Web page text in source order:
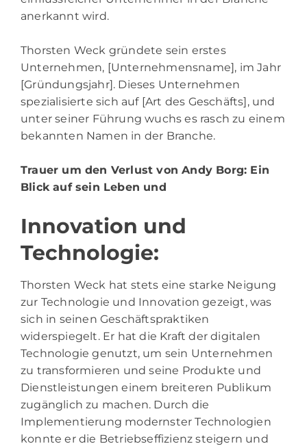
anerkannt wird.
Thorsten Weck gründete sein erstes
Unternehmen, [Unternehmensname], im Jahr
[Gründungsjahr]. Dieses Unternehmen
spezialisierte sich auf [Art des Geschäfts], und
unter seiner Führung wuchs es rasch zu einem
bekannten Namen in der Branche.
Trauer um den Verlust von Andy Borg: Ein
Blick auf sein Leben und
Innovation und
Technologie:
Thorsten Weck hat stets eine starke Neigung
zur Technologie und Innovation gezeigt, was
sich in seinen Geschäftspraktiken
widerspiegelt. Er hat die Kraft der digitalen
Technologie genutzt, um sein Unternehmen
zu transformieren und seine Produkte und
Dienstleistungen einem breiteren Publikum
zugänglich zu machen. Durch die
Implementierung modernster Technologien
konnte er die Betriebseffizienz steigern und